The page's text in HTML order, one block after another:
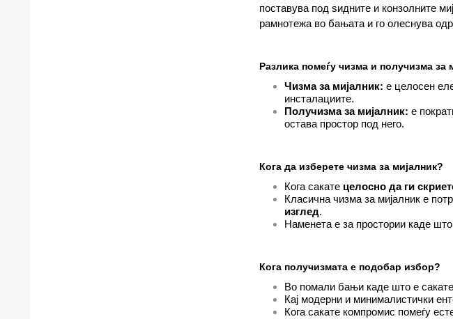
поставува под ѕидните и конзолните
рамнотежа во бањата и го олеснува
Разлика помеѓу чизма и получизма за
Чизма за мијалник: е целосен
инсталациите.
Получизма за мијалник: е
остава простор под него.
Кога да изберете чизма за мијалник?
Кога сакате целосно да ги
Класична чизма за мијалник е
изглед.
Наменета е за простории каде
Кога получизмата е подобар избор?
Во помали бањи каде што е
Кај модерни и минималистички
Кога сакате компромис помеѓу